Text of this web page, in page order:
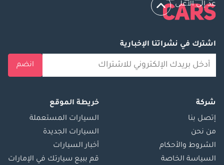
عد إلى الأعلى
اشترك في نشراتنا الإخبارية
انضم
شركة
إتصل بنا
من نحن
الشروط والأحكام
السياسة الخاصة
خريطة الموقع
السيارات المستعملة
السيارات الجديدة
أخبار السيارات
قم ببيع سيارتك في الإمارات